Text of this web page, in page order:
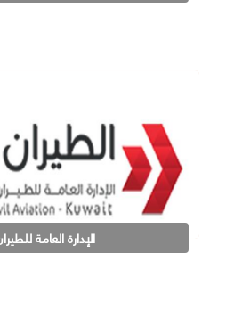
الإدارة العامة